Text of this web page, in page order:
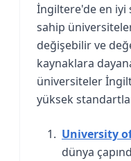
İngiltere'de en iyi
sahip
değişebilir ve
kaynaklara
üniversiteler
yüksek
University
dünya